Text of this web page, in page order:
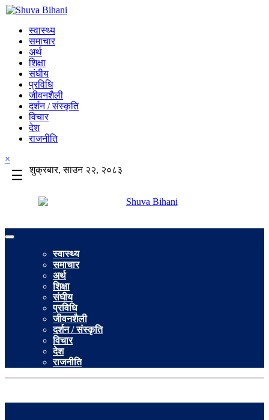
स्वास्थ्य
समाचार
अर्थ
शिक्षा
संघीय
प्रविधि
जीवनशैली
दर्शन / संस्कृति
विचार
देश
राजनीति
×
☰ शुक्रबार, साउन २२, २०८३
स्वास्थ्य
समाचार
अर्थ
शिक्षा
संघीय
प्रविधि
जीवनशैली
दर्शन / संस्कृति
विचार
देश
राजनीति